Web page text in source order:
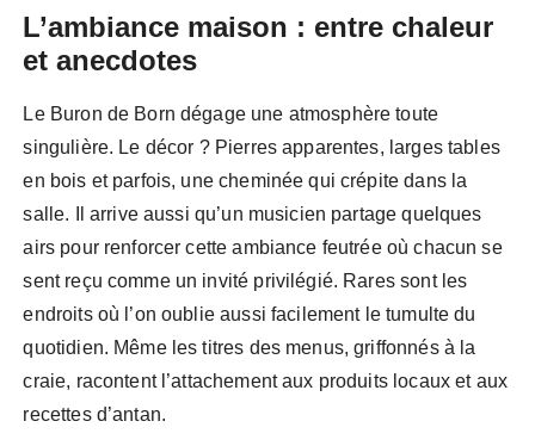
L’ambiance maison : entre chaleur
et anecdotes
Le Buron de Born dégage une atmosphère toute
singulière. Le décor ? Pierres apparentes, larges tables
en bois et parfois, une cheminée qui crépite dans la
salle. Il arrive aussi qu’un musicien partage quelques
airs pour renforcer cette ambiance feutrée où chacun se
sent reçu comme un invité privilégié. Rares sont les
endroits où l’on oublie aussi facilement le tumulte du
quotidien. Même les titres des menus, griffonnés à la
craie, racontent l’attachement aux produits locaux et aux
recettes d’antan.